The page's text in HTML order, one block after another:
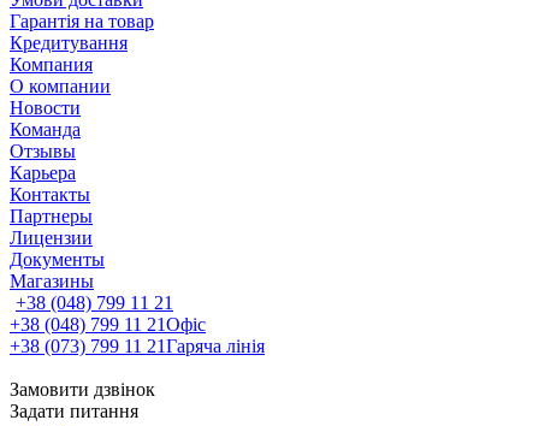
Гарантія на товар
Кредитування
Компания
О компании
Новости
Команда
Отзывы
Карьера
Контакты
Партнеры
Лицензии
Документы
Магазины
+38 (048) 799 11 21
+38 (048) 799 11 21Офіс
+38 (073) 799 11 21Гаряча лінія
Замовити дзвінок
Задати питання